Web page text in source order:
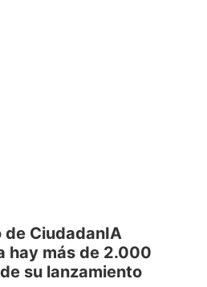
de CiudadanIA
hay más de 2.000
su lanzamiento